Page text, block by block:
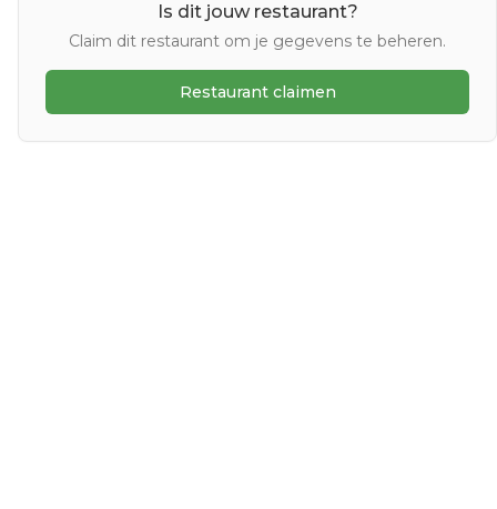
Is dit jouw restaurant?
Claim dit restaurant om je gegevens te beheren.
Restaurant claimen